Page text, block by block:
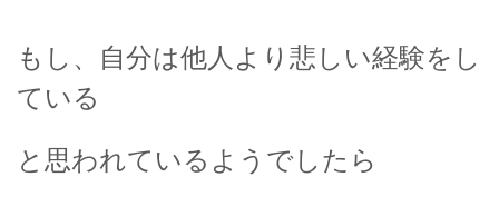
もし、自分は他人より悲しい経験をし
ている
と思われているようでしたら